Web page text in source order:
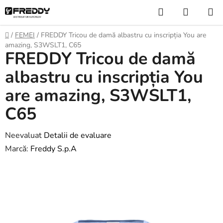
Treci
la
conținut
Căutare
DE
Acasă
/ FEMEI / FREDDY Tricou de damă albastru cu inscripția You are
amazing, S3WSLT1, C65
FREDDY Tricou de damă
albastru cu inscripția You
are amazing, S3WSLT1,
C65
Evaluarea
medie
Neevaluat Detalii de evaluare
Marcă: Freddy S.p.A